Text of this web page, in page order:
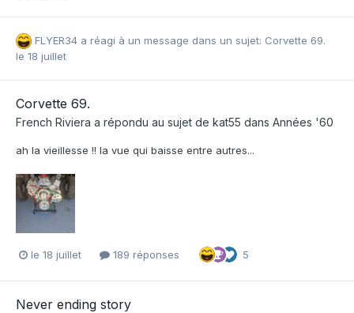
FLYER34 a réagi à un message dans un sujet: Corvette 69.
le 18 juillet
Corvette 69.
French Riviera a répondu au sujet de kat55 dans Années '60
ah la vieillesse !! la vue qui baisse entre autres...
le 18 juillet 189 réponses 5
Never ending story